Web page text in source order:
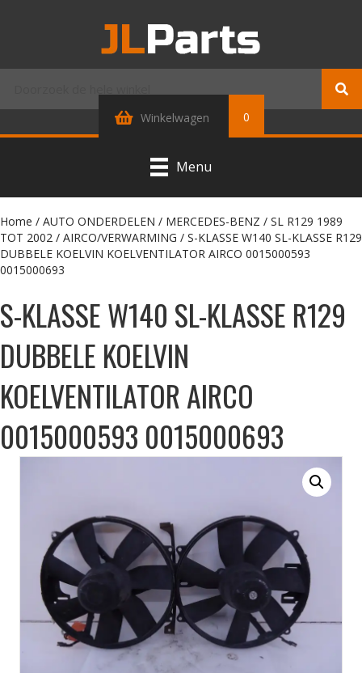
Winkelwagen 0
Menu
Home / AUTO ONDERDELEN / MERCEDES-BENZ / SL R129 1989
TOT 2002 / AIRCO/VERWARMING / S-KLASSE W140 SL-KLASSE R129
DUBBELE KOELVIN KOELVENTILATOR AIRCO 0015000593
0015000693
S-KLASSE W140 SL-KLASSE R129
DUBBELE KOELVIN
KOELVENTILATOR AIRCO
0015000593 0015000693